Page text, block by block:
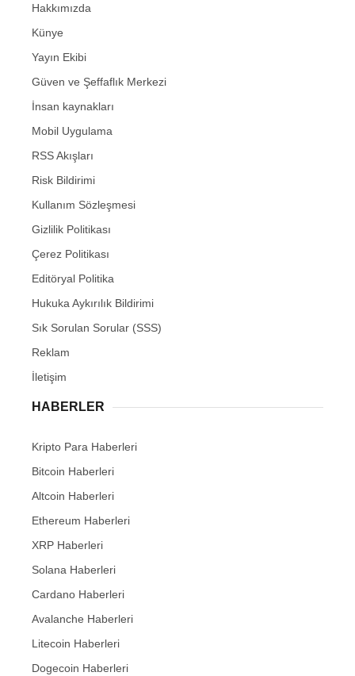
Hakkımızda
Künye
Yayın Ekibi
Güven ve Şeffaflık Merkezi
İnsan kaynakları
Mobil Uygulama
RSS Akışları
Risk Bildirimi
Kullanım Sözleşmesi
Gizlilik Politikası
Çerez Politikası
Editöryal Politika
Hukuka Aykırılık Bildirimi
Sık Sorulan Sorular (SSS)
Reklam
İletişim
HABERLER
Kripto Para Haberleri
Bitcoin Haberleri
Altcoin Haberleri
Ethereum Haberleri
XRP Haberleri
Solana Haberleri
Cardano Haberleri
Avalanche Haberleri
Litecoin Haberleri
Dogecoin Haberleri